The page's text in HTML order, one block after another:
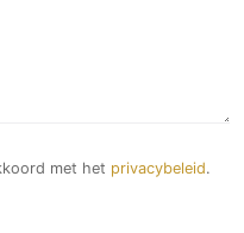
met het privacybeleid.